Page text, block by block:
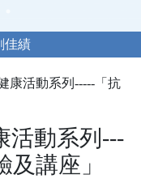
佳績
康活動系列-----「抗
活動系列---
講座」